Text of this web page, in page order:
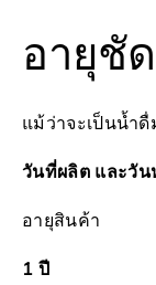
อายุชั
แม้ว่าจะเป็นน้ำ
วันที่ผลิต และวั
อายุสินค้า
1 ปี